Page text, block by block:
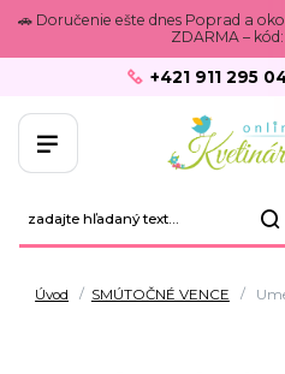
🚗 Doručenie ešte dnes Poprad a
ZDARMA –
+421 911 295
Úvod SMÚTOČNÉ VENCE